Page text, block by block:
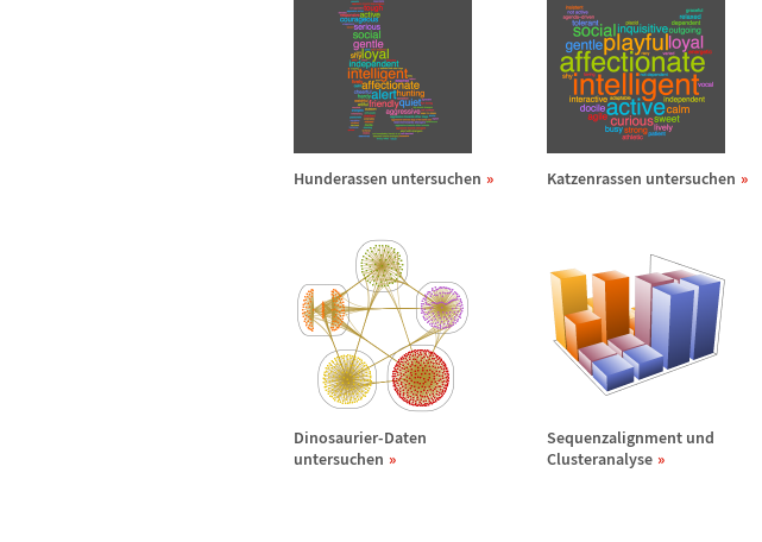
Hunderassen untersuchen Katzenrassen untersuchen
Dinosaurier-Daten
untersuchen
Sequenzalignment und
Clusteranalyse